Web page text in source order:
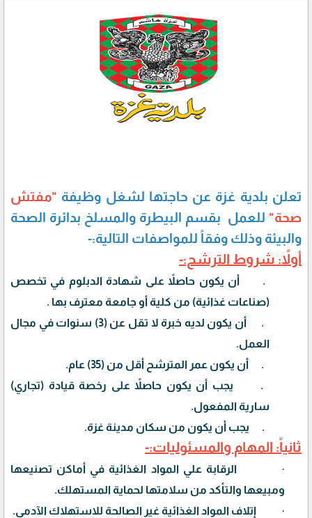
تعلن بلدية غزة عن حاجتها لشغل وظيفة "مفتش
صحة" للعمل بقسم البيطرة والمسلخ بدائرة الصحة
والبيئة وذلك وفقاً للمواصفات التالية:-
أولاً: شروط الترشح:-
أن يكون حاصلاً على شهادة الدبلوم في تخصص
(صناعات غذائية) من كلية أو جامعة معترف بها .
أن يكون لديه خبرة لا تقل عن (3) سنوات في مجال
العمل.
أن يكون عمر المترشح أقل من (35) عام.
يجب أن يكون حاصلاً على رخصة قيادة (تجاري)
سارية المفعول.
يجب أن يكون من سكان مدينة غزة.
ثانياً: المهام والمسئوليات:-
· الرقابة علي المواد الغذائية في أماكن تصنيعها
ومبيعها والتأكد من سلامتها لحماية المستهلك.
· إتلاف المواد الغذائية غير الصالحة للاستهلاك الآدمي.